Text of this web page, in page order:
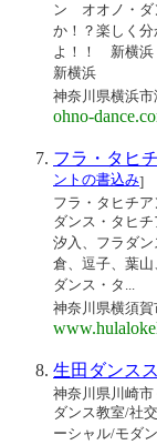
ン オオノ・ダ
か！？楽しく
よ！！ 新横浜
新横浜
神奈川県横浜市
ohno-
フラ・タヒ
ントの書込み]
フラ・タヒチ
ダンス・タヒ
汐入、フラダ
倉、逗子、葉
ダンス・タ...
神奈川県横須賀
生田ダンス
神奈川県川崎
ダンス教室/社
ーシャル/モダ